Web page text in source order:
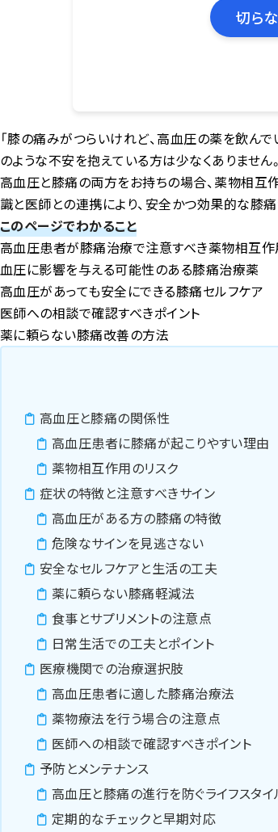
切ら
「膝の痛みがつらいけれど、高血圧の薬を飲ん
のような不安を抱えている方は少なくありません。
高血圧と膝痛の両方をお持ちの場合、薬物相互
識と医師との連携により、安全かつ効果的な膝
このページでわかること
高血圧患者が膝痛治療で注意すべき薬物相互作
血圧に影響を与える可能性のある膝痛治療薬
高血圧があっても安全にできる膝痛セルフケア
医師への相談で確認すべきポイント
薬に頼らない膝痛改善の方法
高血圧と膝痛の関係性
高血圧患者に膝痛が起こりやすい理由
薬物相互作用のリスク
症状の特徴と注意すべきサイン
高血圧がある方の膝痛の特徴
危険なサインを見逃さない
安全なセルフケアと生活の工夫
薬に頼らない膝痛軽減法
食事とサプリメントの注意点
日常生活での工夫とポイント
医療機関での治療選択肢
高血圧患者に適した膝痛治療法
薬物療法を行う場合の注意点
医師への相談で確認すべきポイント
予防とメンテナンス
高血圧と膝痛の進行を防ぐライフスタイ
定期的なチェックと早期対応